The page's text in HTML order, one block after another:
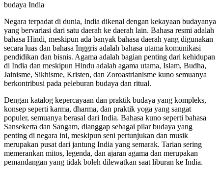
budaya India
Negara terpadat di dunia, India dikenal dengan kekayaan budayanya
yang bervariasi dari satu daerah ke daerah lain. Bahasa resmi adalah
bahasa Hindi, meskipun ada banyak bahasa daerah yang digunakan
secara luas dan bahasa Inggris adalah bahasa utama komunikasi
pendidikan dan bisnis. Agama adalah bagian penting dari kehidupan
di India dan meskipun Hindu adalah agama utama, Islam, Budha,
Jainisme, Sikhisme, Kristen, dan Zoroastrianisme kuno semuanya
berkontribusi pada peleburan budaya dan ritual.
Dengan katalog kepercayaan dan praktik budaya yang kompleks,
konsep seperti karma, dharma, dan praktik yoga yang sangat
populer, semuanya berasal dari India. Bahasa kuno seperti bahasa
Sansekerta dan Sangam, dianggap sebagai pilar budaya yang
penting di negara ini, meskipun seni pertunjukan dan musik
merupakan pusat dari jantung India yang semarak. Tarian sering
memerankan mitos, legenda, dan ajaran agama dan merupakan
pemandangan yang tidak boleh dilewatkan saat liburan ke India.